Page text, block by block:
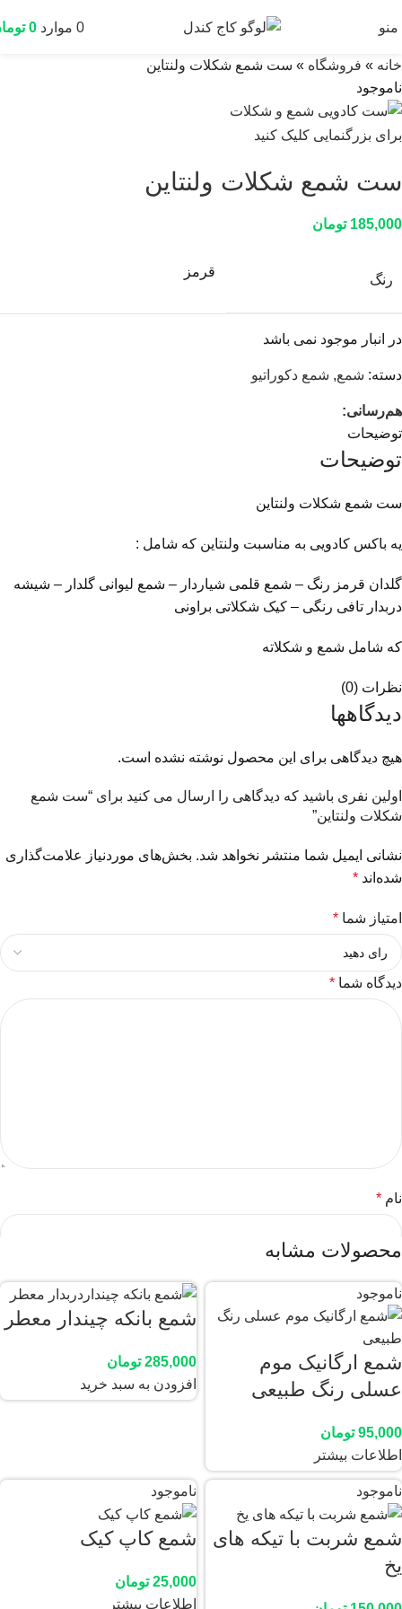
منو 0 موارد 0
خانه » فروشگاه » ست شمع شکلات ولنتاین
ناموجود
برای بزرگنمایی کلیک کنید
ست شمع شکلات ولنتاین
185,000 تومان
رنگ
قرمز
در انبار موجود نمی باشد
دسته: شمع, شمع دکوراتیو
هم‌رسانی:
توضیحات
توضیحات
ست شمع شکلات ولنتاین
یه باکس کادویی به مناسبت ولنتاین که شامل :
گلدان قرمز رنگ – شمع قلمی شیاردار – شمع لیوانی گلدار – شیشه
دربدار تافی رنگی – کیک شکلاتی براونی
که شامل شمع و شکلاته
نظرات (0)
دیدگاهها
هیچ دیدگاهی برای این محصول نوشته نشده است.
اولین نفری باشید که دیدگاهی را ارسال می کنید برای “ست شمع
شکلات ولنتاین”
نشانی ایمیل شما منتشر نخواهد شد. بخش‌های موردنیاز علامت‌گذاری
شده‌اند *
امتیاز شما *
دیدگاه شما *
نام *
ایمیل*
ذخیره نام، ایمیل و وبسایت من در مرورگر برای زمانی که دوباره
محصولات مشابه
ناموجود
شمع ارگانیک موم
عسلی رنگ طبیعی
95,000 تومان
اطلاعات بیشتر
شمع بانکه چیندار معطر
285,000 تومان
افزودن به سبد خرید
ناموجود
شمع شربت با تیکه های
یخ
ناموجود
شمع کاپ کیک
25,000 تومان
اطلاعات بیشتر